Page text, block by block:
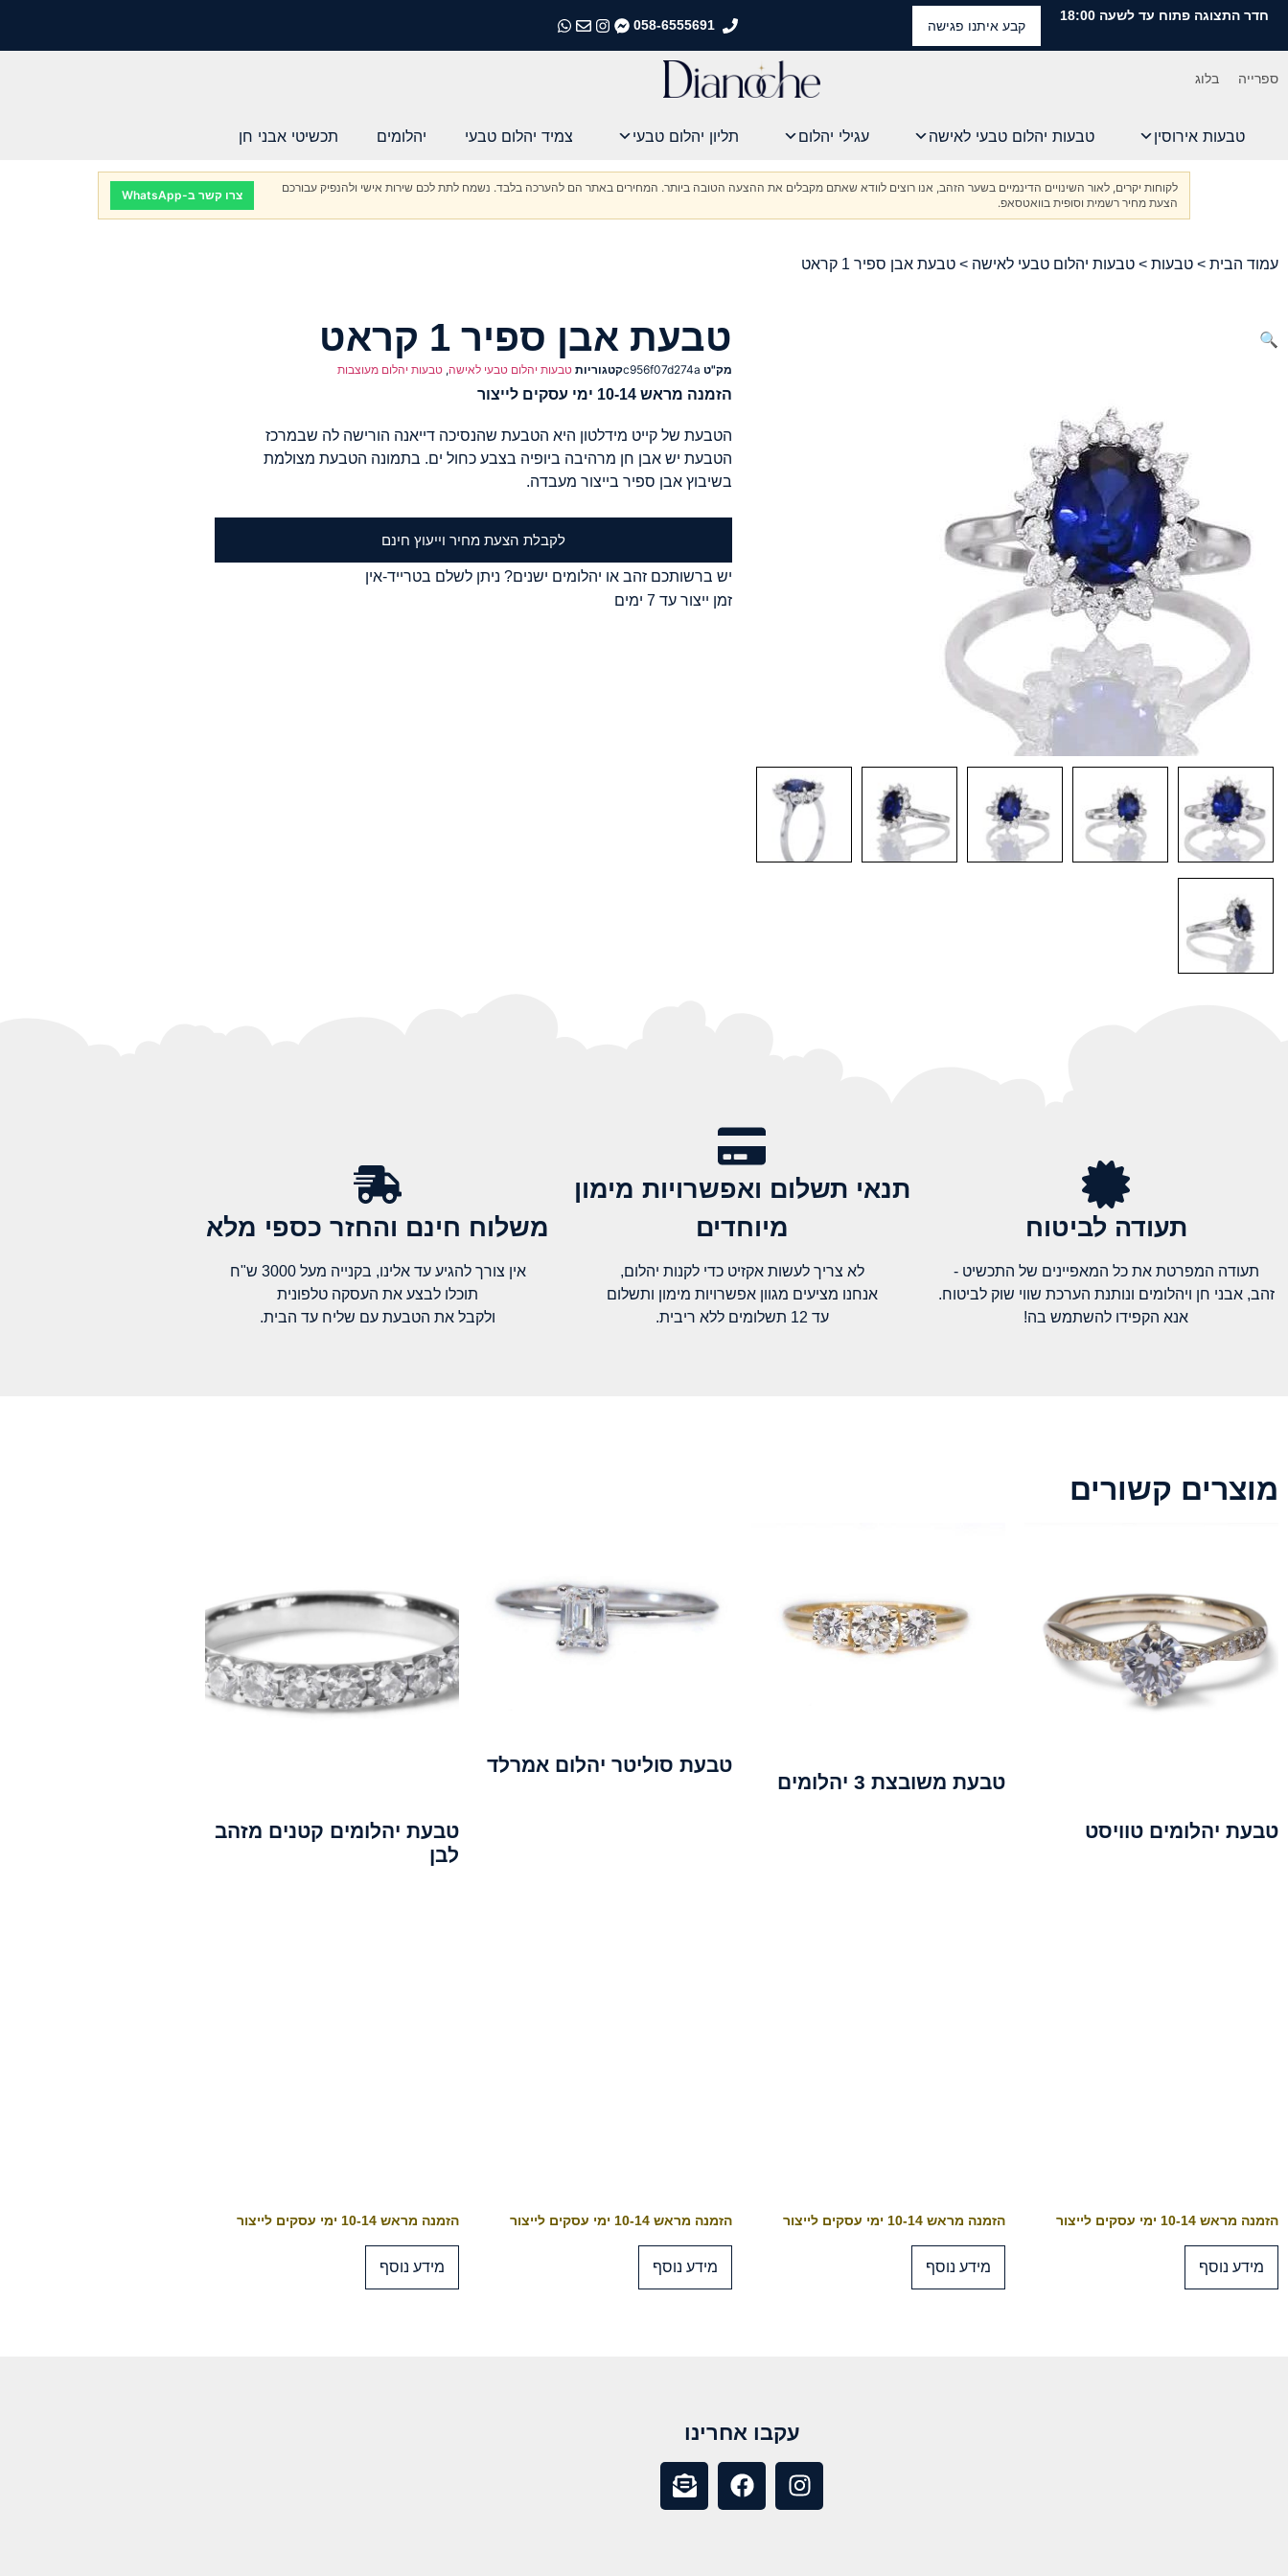
חדר התצוגה פתוח עד לשעה 18:00
קבע איתנו פגישה 058-6555691
התקשרו אלינו
התקשרו אלינו
התקשרו אלינו
התקשרו אלינו
ספרייה בלוג
טבעות אירוסין טבעות יהלום טבעי לאישה עגילי יהלום תליון יהלום טבעי צמיד יהלום טבעי יהלומים תכשיטי אבני חן
לקוחות יקרים, לאור השינויים הדינמיים בשער הזהב, אנו רוצים לוודא שאתם מקבלים את ההצעה הטובה ביותר. המחירים באתר הם להערכה בלבד. נשמח לתת לכם שירות אישי ולהנפיק עבורכם
הצעת מחיר רשמית וסופית בוואטסאפ.
צרו קשר ב-WhatsApp
עמוד הבית > טבעות > טבעות יהלום טבעי לאישה > טבעת אבן ספיר 1 קראט
🔍 טבעת אבן ספיר 1 קראט
מק"ט c956f07d274aקטגוריות טבעות יהלום טבעי לאישה, טבעות יהלום מעוצבות
הזמנה מראש 10-14 ימי עסקים לייצור
הטבעת של קייט מידלטון היא הטבעת שהנסיכה דייאנה הורישה לה שבמרכז
הטבעת יש אבן חן מרהיבה ביופיה בצבע כחול ים. בתמונה הטבעת מצולמת
בשיבוץ אבן ספיר בייצור מעבדה.
לקבלת הצעת מחיר וייעוץ חינם
יש ברשותכם זהב או יהלומים ישנים? ניתן לשלם בטרייד-אין
זמן ייצור עד 7 ימים
תעודה לביטוח
תעודה המפרטת את כל המאפיינים של התכשיט -
זהב, אבני חן ויהלומים ונותנת הערכת שווי שוק לביטוח.
אנא הקפידו להשתמש בה!
תנאי תשלום ואפשרויות מימון
מיוחדים
לא צריך לעשות אקזיט כדי לקנות יהלום,
אנחנו מציעים מגוון אפשרויות מימון ותשלום
עד 12 תשלומים ללא ריבית.
משלוח חינם והחזר כספי מלא​
אין צורך להגיע עד אלינו, בקנייה מעל 3000 ש"ח
תוכלו לבצע את העסקה טלפונית
ולקבל את הטבעת עם שליח עד הבית.
מוצרים קשורים
טבעת יהלומים טוויסט
הזמנה מראש 10-14 ימי עסקים לייצור
מידע נוסף
טבעת משובצת 3 יהלומים
הזמנה מראש 10-14 ימי עסקים לייצור
מידע נוסף
טבעת סוליטר יהלום אמרלד
הזמנה מראש 10-14 ימי עסקים לייצור
מידע נוסף
טבעת יהלומים קטנים מזהב
לבן
הזמנה מראש 10-14 ימי עסקים לייצור
מידע נוסף
עקבו אחרינו